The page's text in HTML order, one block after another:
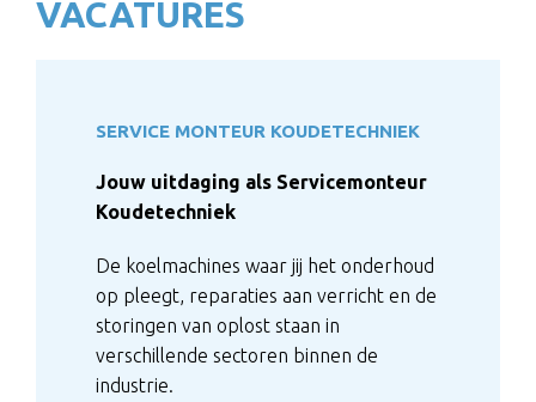
VACATURES
SERVICE MONTEUR KOUDETECHNIEK
Jouw uitdaging als Servicemonteur
Koudetechniek
De koelmachines waar jij het onderhoud
op pleegt, reparaties aan verricht en de
storingen van oplost staan in
verschillende sectoren binnen de
industrie.